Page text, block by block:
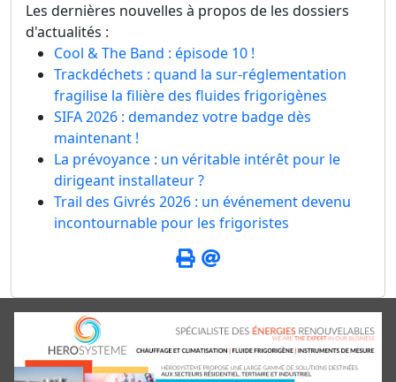
Les dernières nouvelles à propos de les dossiers
d'actualités :
Cool & The Band : épisode 10 !
Trackdéchets : quand la sur-réglementation
fragilise la filière des fluides frigorigènes
SIFA 2026 : demandez votre badge dès
maintenant !
La prévoyance : un véritable intérêt pour le
dirigeant installateur ?
Trail des Givrés 2026 : un événement devenu
incontournable pour les frigoristes